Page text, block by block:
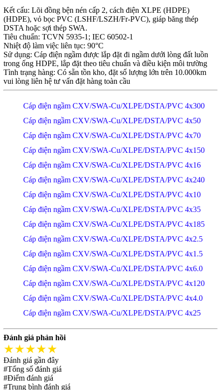
Kết cấu: Lõi đồng bện nén cấp 2, cách điện XLPE (HDPE)
(HDPE), vỏ bọc PVC (LSHF/LSZH/Fr-PVC), giáp băng thép
DSTA hoặc sợi thép SWA.
Tiêu chuẩn: TCVN 5935-1; IEC 60502-1
Nhiệt độ làm việc liên tục: 90°C
Sử dụng: Cáp điện ngầm được lắp đặt đi ngầm dưới lòng đất luồn
trong ống HDPE, lắp đặt theo tiêu chuẩn và điều kiện môi trường
Tình trạng hàng: Có sẵn tồn kho, đặt số lượng lớn trên 10.000km
vui lòng liên hệ tư vấn đặt hàng toàn cầu
Cáp điện ngầm CXV/SWA-Cu/XLPE/DSTA/PVC 4x300
Cáp điện ngầm CXV/SWA-Cu/XLPE/DSTA/PVC 4x50
Cáp điện ngầm CXV/SWA-Cu/XLPE/DSTA/PVC 4x70
Cáp điện ngầm CXV/SWA-Cu/XLPE/DSTA/PVC 4x150
Cáp điện ngầm CXV/SWA-Cu/XLPE/DSTA/PVC 4x16
Cáp điện ngầm CXV/SWA-Cu/XLPE/DSTA/PVC 4x240
Cáp điện ngầm CXV/SWA-Cu/XLPE/DSTA/PVC 4x10
Cáp điện ngầm CXV/SWA-Cu/XLPE/DSTA/PVC 4x35
Cáp điện ngầm CXV/SWA-Cu/XLPE/DSTA/PVC 4x185
Cáp điện ngầm CXV/SWA-Cu/XLPE/DSTA/PVC 4x2.5
Cáp điện ngầm CXV/SWA-Cu/XLPE/DSTA/PVC 4x1.5
Cáp điện ngầm CXV/SWA-Cu/XLPE/DSTA/PVC 4x6.0
Cáp điện ngầm CXV/SWA-Cu/XLPE/DSTA/PVC 4x120
Cáp điện ngầm CXV/SWA-Cu/XLPE/DSTA/PVC 4x4.0
Cáp điện ngầm CXV/SWA-Cu/XLPE/DSTA/PVC 4x25
Đánh giá phản hồi
★★★★★
Đánh giá gần đây
#Tổng số đánh giá
#Điểm đánh giá
#Trung bình đánh giá